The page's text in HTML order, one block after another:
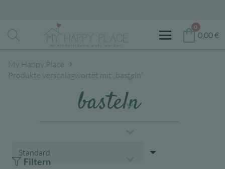
0
0,00€
My Happy Place
Produkte verschlagwortet mit „basteln“
basteln
Filtern